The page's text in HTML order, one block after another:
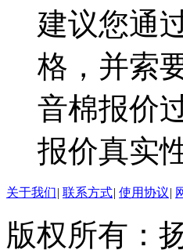
建议您通
格，并索
音棉报价
报价真实
关于我们| 联系方式| 使用协议|
版权所有：